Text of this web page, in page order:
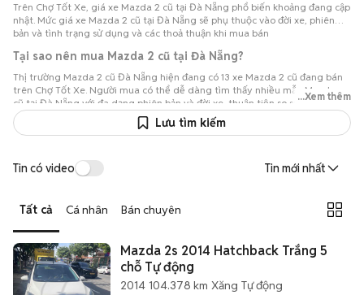
Trên Chợ Tốt Xe, giá xe Mazda 2 cũ tại Đà Nẵng phổ biến khoảng đang cập
nhật. Mức giá xe Mazda 2 cũ tại Đà Nẵng sẽ phụ thuộc vào đời xe, phiên
bản và tình trạng sử dụng và các thoả thuận khi mua bán
Tại sao nên mua Mazda 2 cũ tại Đà Nẵng?
Thị trường Mazda 2 cũ Đà Nẵng hiện đang có 13 xe Mazda 2 cũ đang bán
trên Chợ Tốt Xe. Người mua có thể dễ dàng tìm thấy nhiều mẫu Mazda 2
cũ tại Đà Nẵng với đa dạng phiên bản và đời xe, thuận tiện so sánh để lựa
chọn chiếc xe phù hợp với nhu cầu và ngân sách.
...Xem thêm
Lưu tìm kiếm
Tin có video Tin mới nhất
Tất cả Cá nhân Bán chuyên
Mazda 2s 2014 Hatchback Trắng 5
chỗ Tự động
2014 104.378 km Xăng Tự động